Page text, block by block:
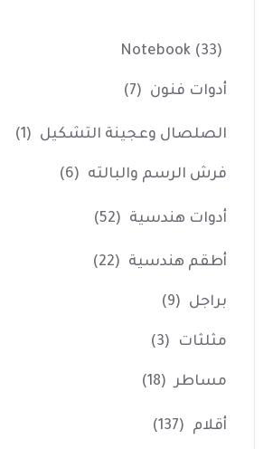
Notebook (33)
أدوات فنون (7)
الصلصال وعجينة التشكيل (1)
فرش الرسم والبالته (6)
أدوات هندسية (52)
أطقم هندسية (22)
براجل (9)
مثلثات (3)
مساطر (18)
أقلام (137)